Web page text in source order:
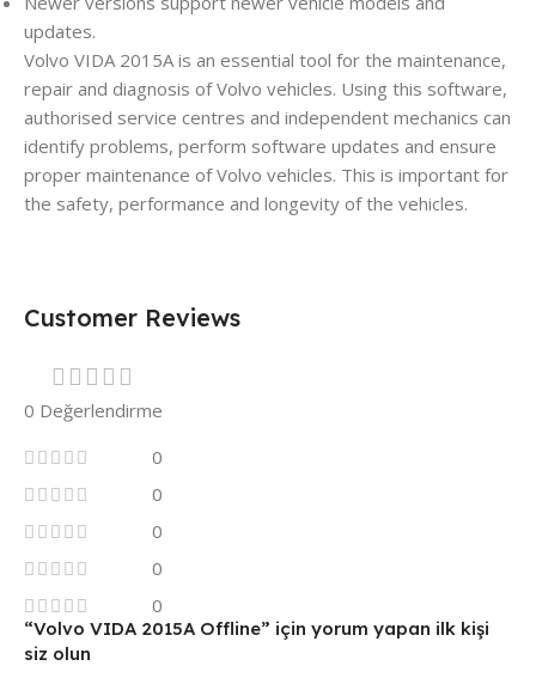
updates.
Volvo VIDA 2015A is an essential tool for the maintenance,
repair and diagnosis of Volvo vehicles. Using this software,
authorised service centres and independent mechanics can
identify problems, perform software updates and ensure
proper maintenance of Volvo vehicles. This is important for
the safety, performance and longevity of the vehicles.
Customer Reviews
0 Değerlendirme
0
0
0
0
0
“Volvo VIDA 2015A Offline” için yorum yapan ilk kişi
siz olun